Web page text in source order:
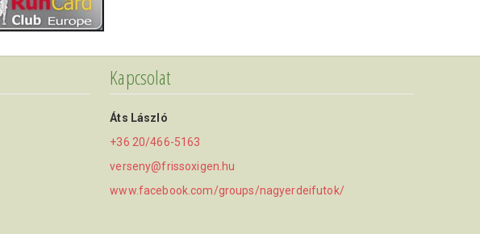
Kapcsolat
Áts László
+36 20/466-5163
verseny@frissoxigen.hu
www.facebook.com/groups/nagyerdeifutok/